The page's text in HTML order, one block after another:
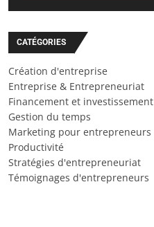
CATÉGORIES
Création d'entreprise
Entreprise & Entrepreneuriat
Financement et investissement
Gestion du temps
Marketing pour entrepreneurs
Productivité
Stratégies d'entrepreneuriat
Témoignages d'entrepreneurs